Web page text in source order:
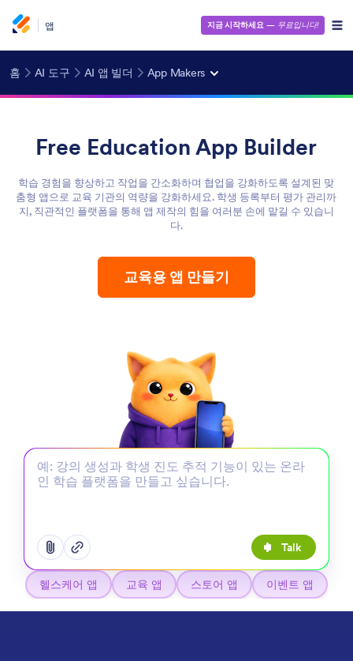
앱 지금 시작하세요 — 무료입니다!
홈 AI 도구 AI 앱 빌더 App Makers
Free Education App Builder
학습 경험을 향상하고 작업을 간소화하며 협업을 강화하도록 설계된 맞
춤형 앱으로 교육 기관의 역량을 강화하세요. 학생 등록부터 평가 관리까
지, 직관적인 플랫폼을 통해 앱 제작의 힘을 여러분 손에 맡길 수 있습니
다.
교육용 앱 만들기
추가 옵션 메뉴 열기
추가 옵션 메뉴 열기 Talk
헬스케어 앱 교육 앱 스토어 앱 이벤트 앱